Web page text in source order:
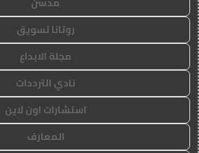
روتانا تسويق
مجلة الابداع
نادي الترددات
استشارات اون لاين
المعارف